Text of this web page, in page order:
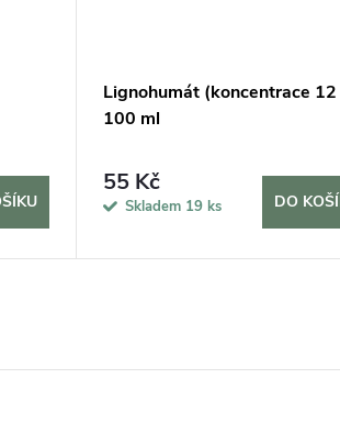
Lignohumát (koncentrace 12
100 ml
55 Kč
Skladem 19 ks DO